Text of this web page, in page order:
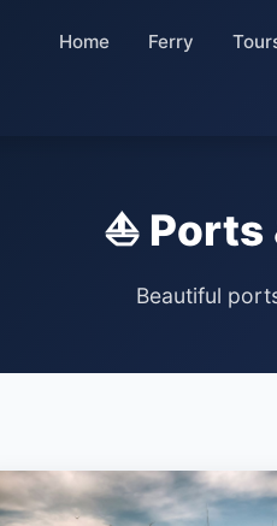
Home Ferry
⛵
Beautiful